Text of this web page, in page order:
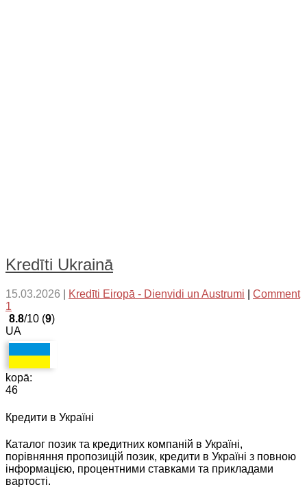
Kredīti Ukrainā
15.03.2026 Kredīti Eiropā - Dienvidi un Austrumi
Comment
1
8.8/10 (9)
UA
kopā:
46
Кредити в Україні
Каталог позик та кредитних компаній в Україні,
порівняння пропозицій позик, кредити в Україні з повною
інформацією, процентними ставками та прикладами
вартості.